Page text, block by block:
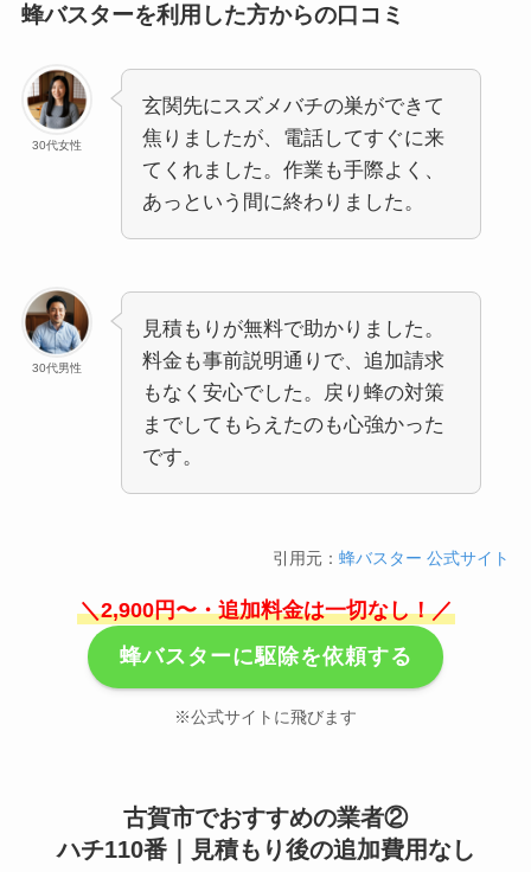
蜂バスターを利用した方からの口コミ
30代女性
玄関先にスズメバチの巣ができて
焦りましたが、電話してすぐに来
てくれました。作業も手際よく、
あっという間に終わりました。
30代男性
見積もりが無料で助かりました。
料金も事前説明通りで、追加請求
もなく安心でした。戻り蜂の対策
までしてもらえたのも心強かった
です。
引用元：蜂バスター 公式サイト
＼2,900円〜・追加料金は一切なし！／
蜂バスターに駆除を依頼する
※公式サイトに飛びます
古賀市でおすすめの業者②
ハチ110番｜見積もり後の追加費用なし